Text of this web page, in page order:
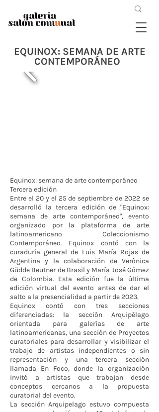
EQUINOX: SEMANA DE ARTE
CONTEMPORÁNEO
Equinox: semana de arte contemporáneo
Tercera edición
Entre el 20 y el 25 de septiembre de 2022 se
desarrolló la tercera edición de "Equinox:
semana de arte contemporáneo", evento
organizado por la plataforma de arte
latinoamericano Coleccionismo
Contemporáneo. Equinox contó con la
curaduría general de Luis María Rojas de
Argentina y la colaboración de Verônica
Güdde Beutner de Brasil y María José Gómez
de Colombia. Esta edición fue la última
edición virtual del evento antes de dar el
salto a la presencialidad a partir de 2023.
Equinox contó con tres secciones
diferenciadas: la sección Arquipélago
orientada para galerías de arte
latinoamericanas, una sección de Proyectos
curatoriales para desarrollar y visibilizar el
trabajo de artistas independientes o sin
representación y una tercera sección
llamada En Foco, donde la organización
invitó a artistas que trabajan desde
conceptos cercanos a la propuesta
curatorial del evento.
La sección Arquipelago estuvo compuesta